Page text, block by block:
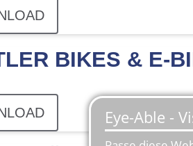
BIKES & E-